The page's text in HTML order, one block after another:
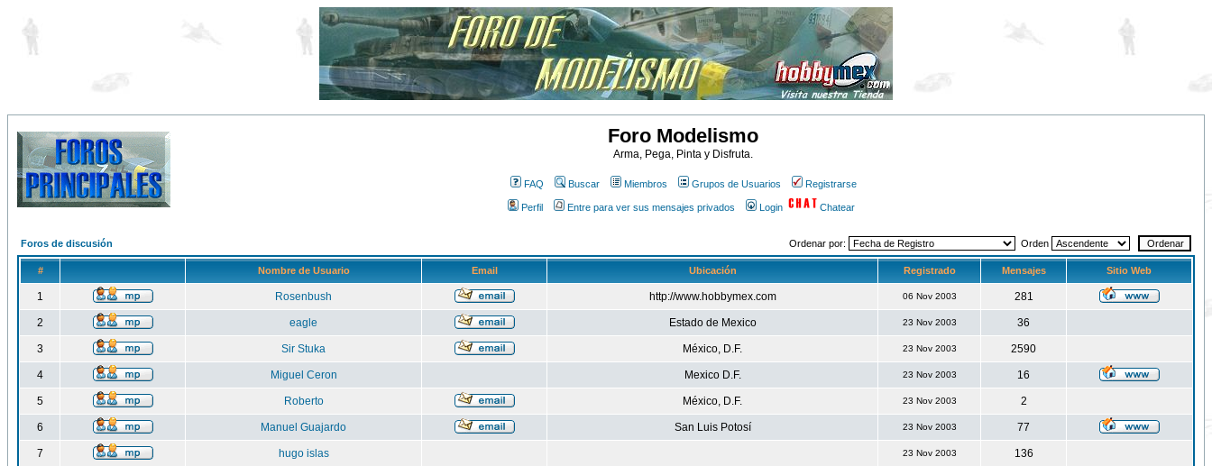
Foro Modelismo
Arma, Pega, Pinta y Disfruta.
FAQ Buscar Miembros Grupos de Usuarios Registrarse
Perfil Entre para ver sus mensajes privados Login Chatear
Foros de discusión Ordenar por: Orden
# Nombre de Usuario Email Ubicación Registrado Mensajes Sitio Web
1 Rosenbush http://www.hobbymex.com 06 Nov 2003 281
2 eagle Estado de Mexico 23 Nov 2003 36
3 Sir Stuka México, D.F. 23 Nov 2003 2590
4 Miguel Ceron Mexico D.F. 23 Nov 2003 16
5 Roberto México, D.F. 23 Nov 2003 2
6 Manuel Guajardo San Luis Potosí 23 Nov 2003 77
7 hugo islas 23 Nov 2003 136